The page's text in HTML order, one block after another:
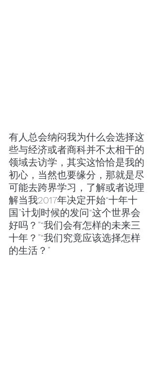
有人总会纳闷我为什么会选择这
些与经济或者商科并不太相干的
领域去访学，其实这恰恰是我的
初心，当然也要缘分，那就是尽
可能去跨界学习，了解或者说理
解当我2017年决定开始“十年十
国”计划时候的发问“这个世界会
好吗？”“我们会有怎样的未来三
十年？”“我们究竟应该选择怎样
的生活？”